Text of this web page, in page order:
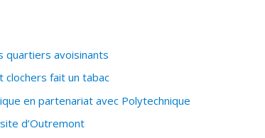
quartiers avoisinants
fait un tabac
en partenariat avec Polytechnique
d’Outremont